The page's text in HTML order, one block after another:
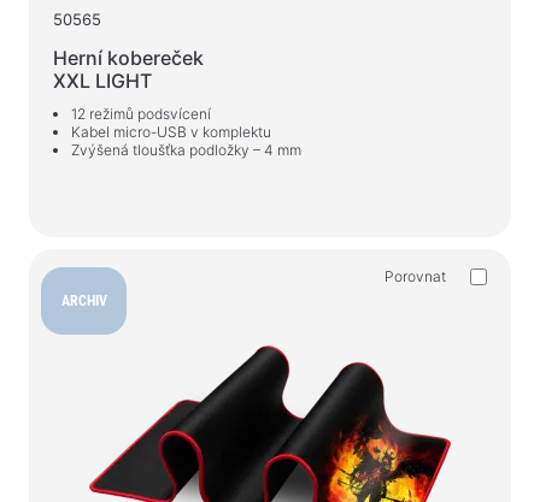
50565
Herní kobereček
XXL LIGHT
12 režimů podsvícení
Kabel micro-USB v komplektu
Zvýšená tloušťka podložky – 4 mm
ARCHIV
Porovnat